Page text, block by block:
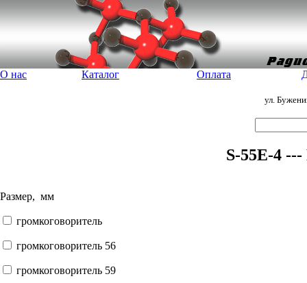
О нас Каталог Оплата
ул.
S-55E-4
Размер, мм
громкоговоритель
громкоговоритель 56
громкоговоритель 59